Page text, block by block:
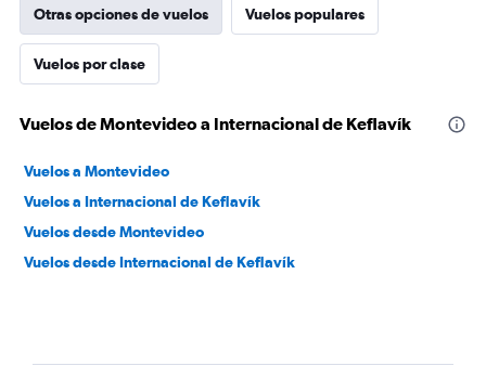
Otras opciones de vuelos Vuelos populares
Vuelos por clase
Vuelos de Montevideo a Internacional de Keflavík
Vuelos a Montevideo
Vuelos a Internacional de Keflavík
Vuelos desde Montevideo
Vuelos desde Internacional de Keflavík